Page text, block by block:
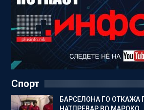
Спорт
БАРСЕЛОНА ГО ОТКАЖА
НАТПРЕВАР ВО МАРОКО…